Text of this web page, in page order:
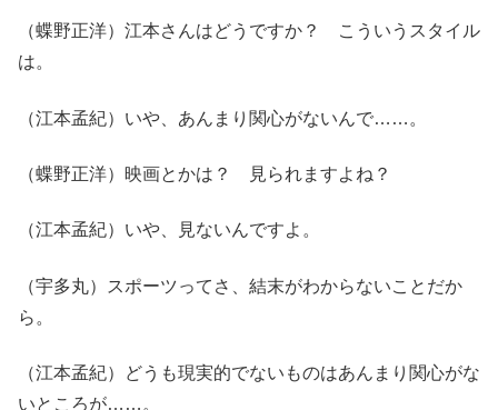
（蝶野正洋）江本さんはどうですか？ こういうスタイル
は。
（江本孟紀）いや、あんまり関心がないんで……。
（蝶野正洋）映画とかは？ 見られますよね？
（江本孟紀）いや、見ないんですよ。
（宇多丸）スポーツってさ、結末がわからないことだか
ら。
（江本孟紀）どうも現実的でないものはあんまり関心がな
いところが……。